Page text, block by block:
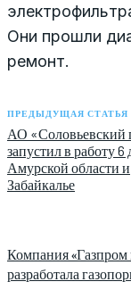
Они прошли
ремонт.
ПРЕДЫДУЩАЯ СТАТЬЯ
АО «Соловьевский
запустил в работу 6
Амурской области и
Забайкалье
Компания «Газпром
разработала